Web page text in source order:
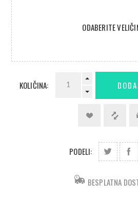
ODABERITE
KOLIČINA:
PODELI:
BESPLATNA